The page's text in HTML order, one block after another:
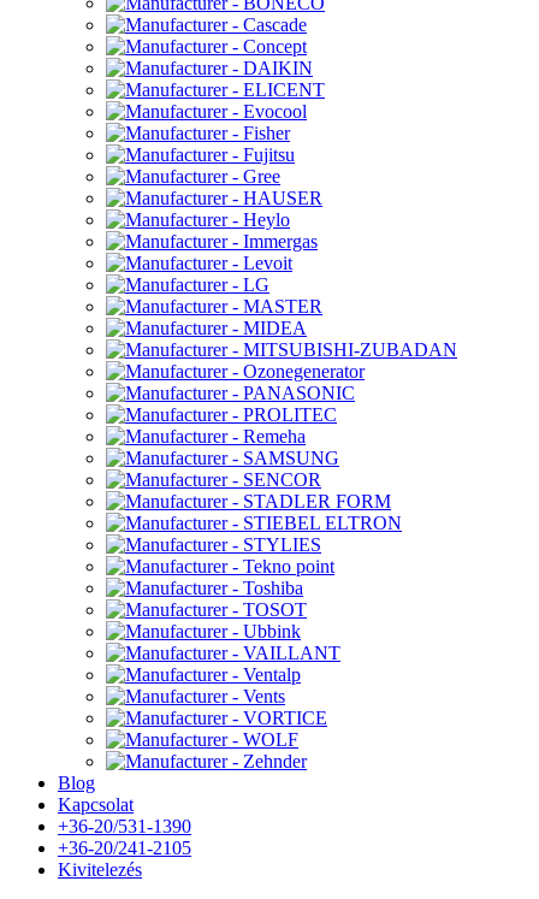
Blog
Kapcsolat
+36-20/531-1390
+36-20/241-2105
Kivitelezés